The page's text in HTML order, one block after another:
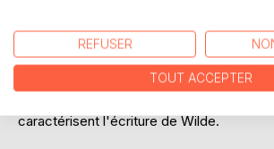
secret", qui continuent de démontrer le
pour l'ironie et la narration captivante.
une réflexion sur la nature humaine, les
sociales et la dualité entre l'apparence et
caractérisent l'écriture de Wilde.
REFUSER
TOUT ACCEPTER